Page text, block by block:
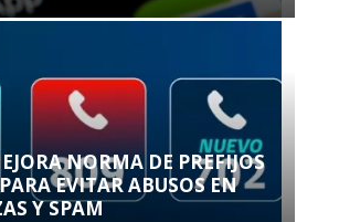
NORMA DE PREFIJOS
EVITAR ABUSOS EN
Y SPAM